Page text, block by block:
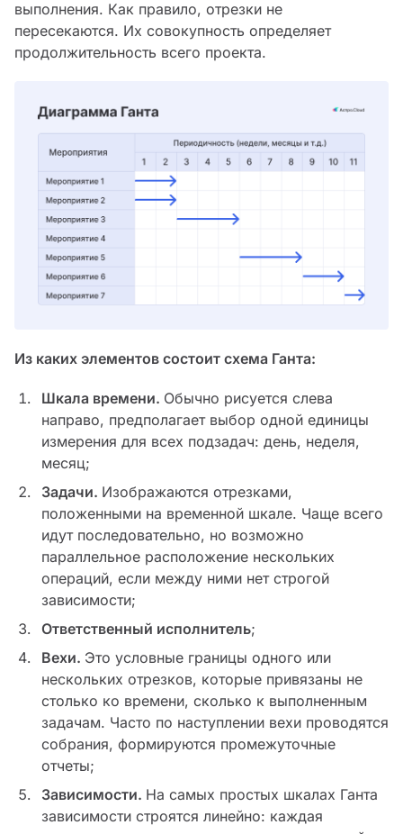
выполнения. Как правило, отрезки не
пересекаются. Их совокупность определяет
продолжительность всего проекта.
Из каких элементов состоит схема Ганта:
Шкала времени. Обычно рисуется слева
направо, предполагает выбор одной единицы
измерения для всех подзадач: день, неделя,
месяц;
Задачи. Изображаются отрезками,
положенными на временной шкале. Чаще всего
идут последовательно, но возможно
параллельное расположение нескольких
операций, если между ними нет строгой
зависимости;
Ответственный исполнитель;
Вехи. Это условные границы одного или
нескольких отрезков, которые привязаны не
столько ко времени, сколько к выполненным
задачам. Часто по наступлении вехи проводятся
собрания, формируются промежуточные
отчеты;
Зависимости. На самых простых шкалах Ганта
зависимости строятся линейно: каждая